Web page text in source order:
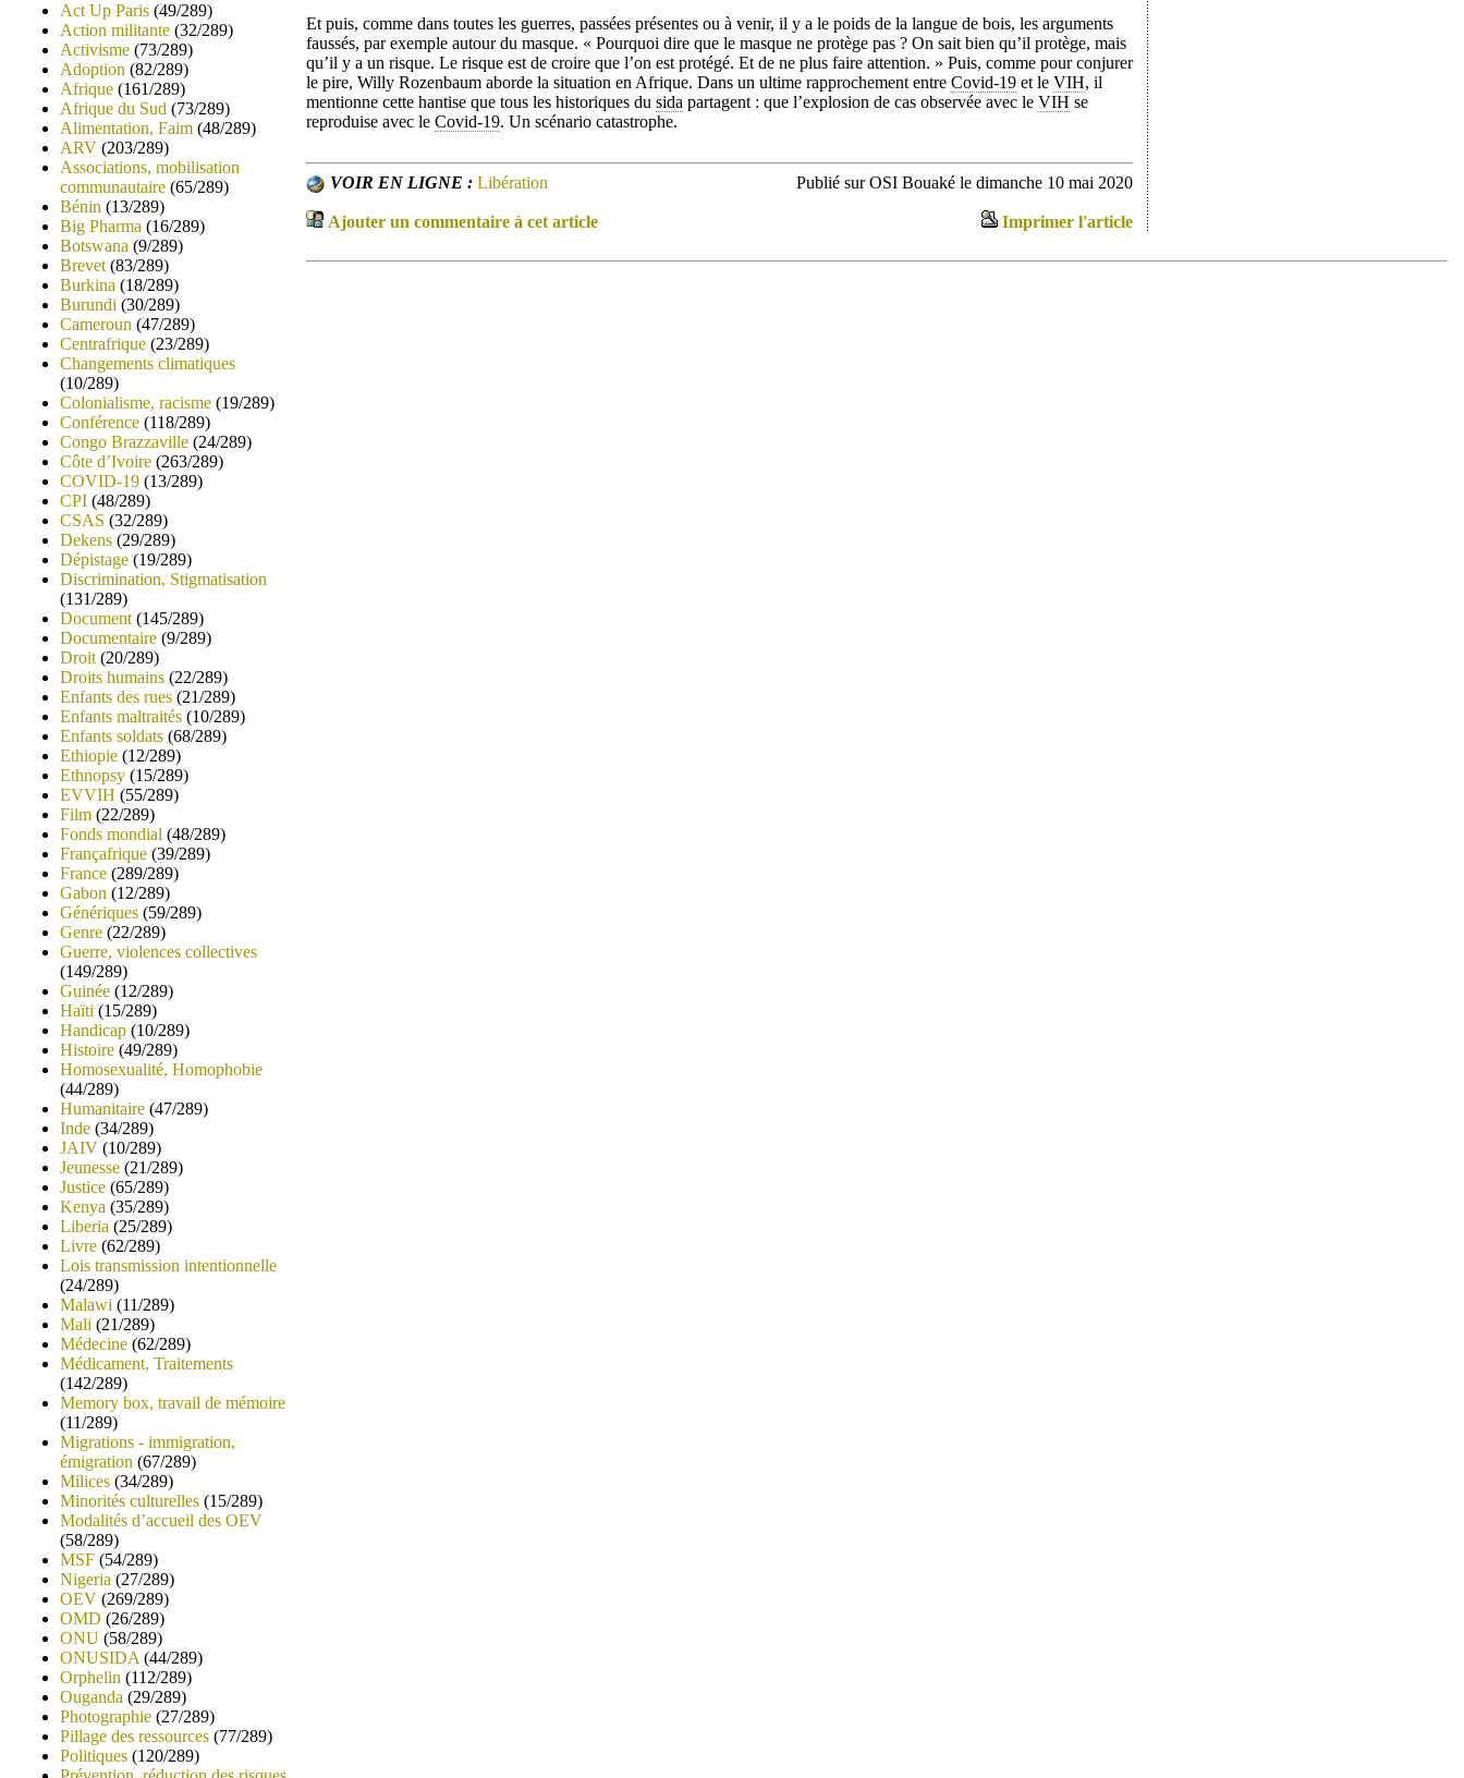
Act Up Paris (49/289)
Action militante (32/289)
Activisme (73/289)
Adoption (82/289)
Afrique (161/289)
Afrique du Sud (73/289)
Alimentation, Faim (48/289)
ARV (203/289)
Associations, mobilisation
communautaire (65/289)
Bénin (13/289)
Big Pharma (16/289)
Botswana (9/289)
Brevet (83/289)
Burkina (18/289)
Burundi (30/289)
Cameroun (47/289)
Centrafrique (23/289)
Changements climatiques
(10/289)
Colonialisme, racisme (19/289)
Conférence (118/289)
Congo Brazzaville (24/289)
Côte d’Ivoire (263/289)
COVID-19 (13/289)
CPI (48/289)
CSAS (32/289)
Dekens (29/289)
Dépistage (19/289)
Discrimination, Stigmatisation
(131/289)
Document (145/289)
Documentaire (9/289)
Droit (20/289)
Droits humains (22/289)
Enfants des rues (21/289)
Enfants maltraités (10/289)
Enfants soldats (68/289)
Ethiopie (12/289)
Ethnopsy (15/289)
EVVIH (55/289)
Film (22/289)
Fonds mondial (48/289)
Françafrique (39/289)
France (289/289)
Gabon (12/289)
Génériques (59/289)
Genre (22/289)
Guerre, violences collectives
(149/289)
Guinée (12/289)
Haïti (15/289)
Handicap (10/289)
Histoire (49/289)
Homosexualité, Homophobie
(44/289)
Humanitaire (47/289)
Inde (34/289)
JAIV (10/289)
Jeunesse (21/289)
Justice (65/289)
Kenya (35/289)
Liberia (25/289)
Livre (62/289)
Lois transmission intentionnelle
(24/289)
Malawi (11/289)
Mali (21/289)
Médecine (62/289)
Médicament, Traitements
(142/289)
Memory box, travail de mémoire
(11/289)
Migrations - immigration,
émigration (67/289)
Milices (34/289)
Minorités culturelles (15/289)
Modalités d’accueil des OEV
(58/289)
MSF (54/289)
Nigeria (27/289)
OEV (269/289)
OMD (26/289)
ONU (58/289)
ONUSIDA (44/289)
Orphelin (112/289)
Ouganda (29/289)
Photographie (27/289)
Pillage des ressources (77/289)
Politiques (120/289)
Et puis, comme dans toutes les guerres, passées présentes ou à venir, il y a le poids de la langue de bois, les arguments
faussés, par exemple autour du masque. « Pourquoi dire que le masque ne protège pas ? On sait bien qu’il protège, mais
qu’il y a un risque. Le risque est de croire que l’on est protégé. Et de ne plus faire attention. » Puis, comme pour conjurer
le pire, Willy Rozenbaum aborde la situation en Afrique. Dans un ultime rapprochement entre Covid-19 et le VIH, il
mentionne cette hantise que tous les historiques du sida partagent : que l’explosion de cas observée avec le VIH se
reproduise avec le Covid-19. Un scénario catastrophe.
VOIR EN LIGNE : Libération Publié sur OSI Bouaké le dimanche 10 mai 2020
Ajouter un commentaire à cet article Imprimer l'article